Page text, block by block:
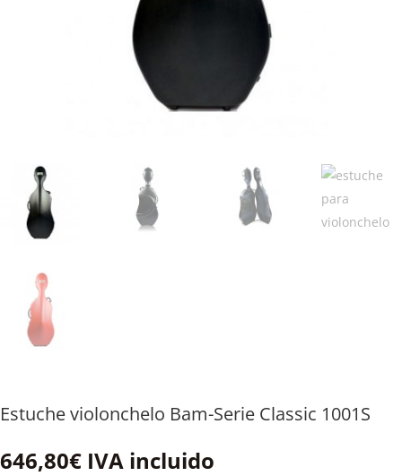
Estuche violonchelo Bam-Serie Classic 1001S
646,80€ IVA incluido